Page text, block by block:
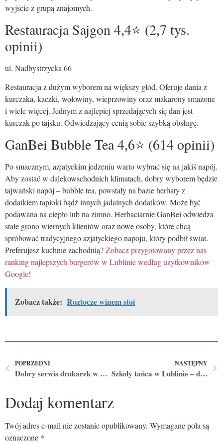
wyjście z grupą znajomych.
Restauracja Sajgon 4,4⭐ (2,7 tys.
opinii)
ul. Nadbystrzycka 66
Restauracja z dużym wyborem na większy głód. Oferuje dania z
kurczaka, kaczki, wołowiny, wieprzowiny oraz makarony smażone
i wiele więcej. Jednym z najlepiej sprzedających się dań jest
kurczak po tajsku. Odwiedzający cenią sobie szybką obsługę.
GanBei Bubble Tea 4,6⭐ (614 opinii)
Po smacznym, azjatyckim jedzeniu warto wybrać się na jakiś napój.
Aby zostać w dalekowschodnich klimatach, dobry wyborem będzie
tajwański napój – bubble tea, powstały na bazie herbaty z
dodatkiem tapioki bądź innych jadalnych dodatków. Może być
podawana na ciepło lub na zimno. Herbaciarnie GanBei odwiedza
stałe grono wiernych klientów oraz nowe osoby, które chcą
spróbować tradycyjnego azjatyckiego napoju, który podbił świat.
Preferujesz kuchnie zachodnią?Zobacz przygotowany przez nas
ranking najlepszych burgerów w Lublinie według użytkowników
Google!
Zobacz także: Roztocze winem stoi
POPRZEDNI
Dobry serwis drukarek w Lublinie – gdzie szukać?
NASTĘPNY
Szkoły tańca w Lublinie – dla par oraz solo
Dodaj komentarz
Twój adres e-mail nie zostanie opublikowany. Wymagane pola są
oznaczone *